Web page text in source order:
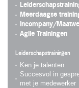
Meerdaagse
Incompany/
Agile Trainingen
Leiderschapstrainingen
Ken je talenten
Succesvol in
met je medewerker